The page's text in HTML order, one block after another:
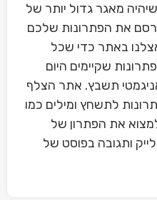
מאגר גדול יותר של
את הפתרונות שלכם
באתר כדי שכל
שקיימים היום
תשבץ. אתר הצלף
לתשחץ ומילים כמו
את הפתרון של
ותגובה בפוסט של